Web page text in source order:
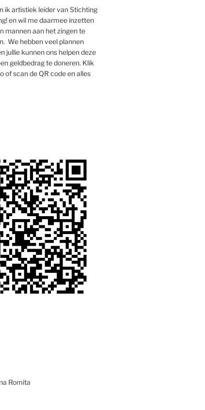
ik artistiek leider van Stichting
en wil me daarmee inzetten
mannen aan het zingen te
We hebben veel plannen
jullie kunnen ons helpen deze
geldbedrag te doneren. Klik
of scan de QR code en alles
Romita